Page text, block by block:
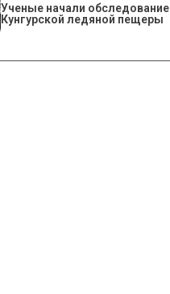
Ученые начали обследование
Кунгурской ледяной пещеры